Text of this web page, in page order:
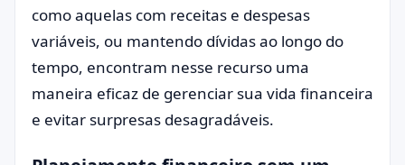
como aquelas com receitas e despesas
variáveis, ou mantendo dívidas ao longo do
tempo, encontram nesse recurso uma
maneira eficaz de gerenciar sua vida financeira
e evitar surpresas desagradáveis.